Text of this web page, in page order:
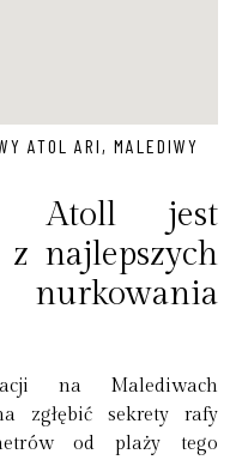
ATOL ARI, MALEDIWY
Atoll jest
najlepszych
na Malediwach
zgłębić sekrety rafy
od plaży tego